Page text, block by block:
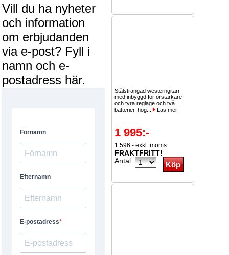
Vill du ha nyheter
och information
om erbjudanden
via e-post? Fyll i
namn och e-
postadress här.
Stålsträngad westerngitarr
med inbyggd förförstärkare
och fyra reglage och två
batterier, hög...
Läs mer
1 995:-
1 596:- exkl. moms
FRAKTFRITT!
Antal